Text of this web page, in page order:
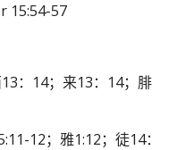
15:54-57
：14；来13：14；腓
12；雅1:12；徒14：